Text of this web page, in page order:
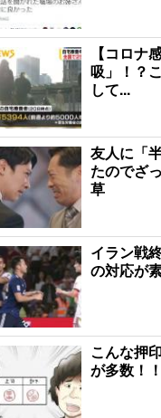
【コロナ
吸」！？
して...
友人に「
たのでざ
草
イラン戦
の対応が
こんな押
が多数！！